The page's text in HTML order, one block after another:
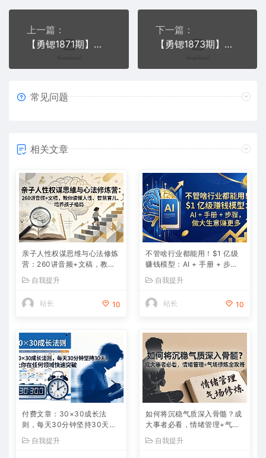
上一篇：
【勇锶1871期】马云、白岩松、薛之谦的摄影师：教你成为手机摄影高手，随时随地拍好照片
下一篇：
【勇锶1873期】金牌主持人表达修炼课，快速引爆影响力，从容搞定任何场合（完结）价值199元
常见问题
相关文章
亲子人性权谋思维与心法修炼
营：260讲音频+文稿，教你
读懂人性、智慧育儿、培养孩
子格局
自我提升
站长 10
不管啥行业都能用！$1 亿级
赚钱模型：AI + 手册 + 步
骤，做大生意赚更多
自我提升
站长 10
付费文章：30×30成长法
则，每天30分钟坚持30天，
自我提升
如何将沉稳气质深入骨髓？成
大事者必看，情绪管理+气场
自我提升